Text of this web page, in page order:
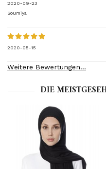
2020-09-23
Soumiya
2020-05-15
Weitere Bewertungen...
DIE